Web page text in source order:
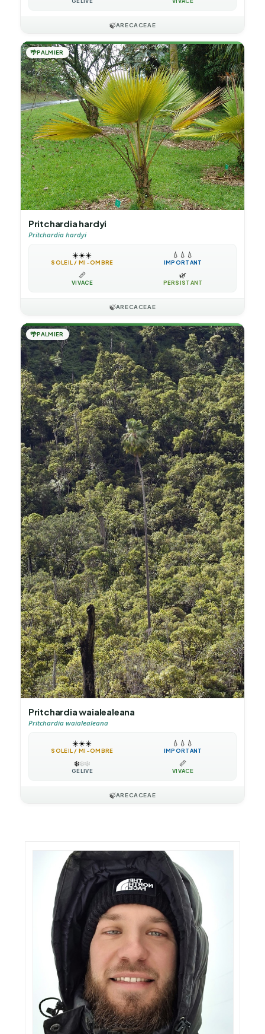
🍃ARECACEAE
🌴PALMIER
Pritchardia hardyi
Pritchardia hardyi
☀️☀️☀️
SOLEIL / MI-OMBRE
💧 💧 💧
IMPORTANT
📏
VIVACE
🌿
PERSISTANT
🍃ARECACEAE
🌴PALMIER
Pritchardia waialealeana
Pritchardia waialealeana
☀️☀️☀️
SOLEIL / MI-OMBRE
💧 💧 💧
IMPORTANT
❄️❄️❄️
GÉLIVE
📏
VIVACE
🍃ARECACEAE